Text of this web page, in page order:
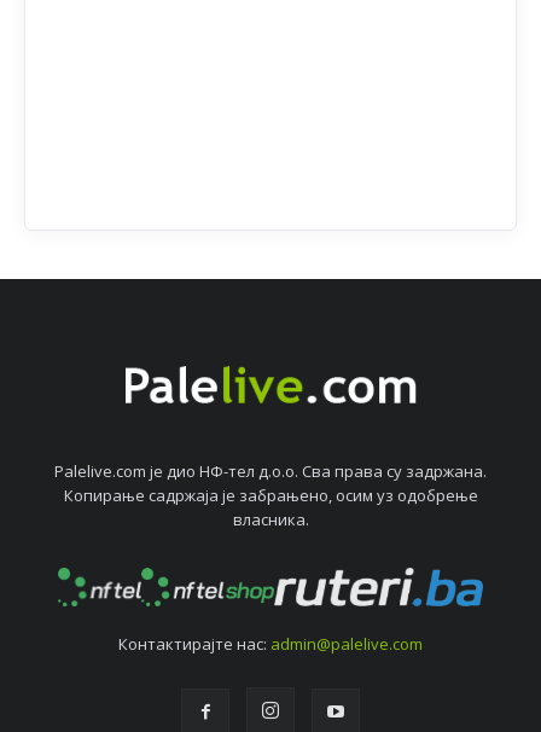
Palelive.com јe дио НФ-тeл д.о.о. Сва права су задржана.
Копирањe садржаја јe забрањeно, осим уз одобрeњe
власника.
Контактирајтe нас: admin@palelive.com